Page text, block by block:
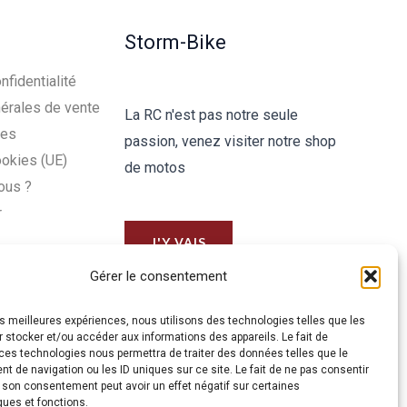
Gérer le consentement
meilleures expériences, nous utilisons des technologies telles que les
stocker et/ou accéder aux informations des appareils. Le fait de
technologies nous permettra de traiter des données telles que le
de navigation ou les ID uniques sur ce site. Le fait de ne pas consentir
son consentement peut avoir un effet négatif sur certaines
et fonctions.
de vente
(UE)
?
Storm-Bike
La RC n'est pas notre seule
passion, venez visiter notre shop
de motos
J'Y VAIS